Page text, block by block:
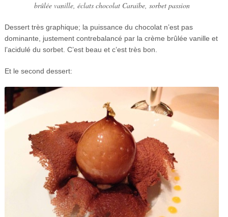
brûlée vanille, éclats chocolat Caraïbe, sorbet passion
Dessert très graphique; la puissance du chocolat n’est pas
dominante, justement contrebalancé par la crème brûlée vanille et
l’acidulé du sorbet. C’est beau et c’est très bon.
Et le second dessert: